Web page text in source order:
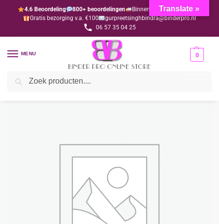
4.6 Beoordeling 800+ beoordelingen
Binnen 1-3 dagen geleverd
Gratis bezorging v.a. €100
gurpreetsinghbindra@binderpro.nl
06 57 35 04 25
MENU 0
Home Bedankjesafdeling
Translate »